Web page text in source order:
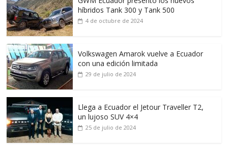
híbridos Tank 300 y Tank 500
4 de octubre de 2024
Volkswagen Amarok vuelve a Ecuador
con una edición limitada
29 de julio de 2024
Llega a Ecuador el Jetour Traveller T2,
un lujoso SUV 4×4
25 de julio de 2024